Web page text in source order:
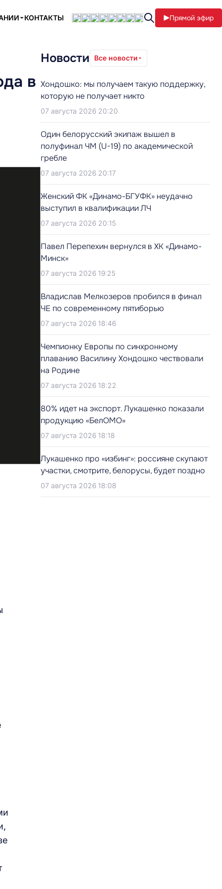
КОНТАКТЫ Прямой эфир
в
Новости Все новости
Хондошко: мы получаем такую поддержку,
которую не получает никто
07 августа 2026 20:20
Один белорусский экипаж вышел в
полуфинал ЧМ (U-19) по академической
гребле
07 августа 2026 20:17
Женский ФК «Динамо-БГУФК» неудачно
выступил в квалификации ЛЧ
07 августа 2026 20:15
Павел Перепехин вернулся в ХК «Динамо-
Минск»
07 августа 2026 19:25
Владислав Мелкозеров пробился в финал
ЧЕ по современному пятиборью
07 августа 2026 18:46
Чемпионку Европы по синхронному
плаванию Василину Хондошко чествовали
на Родине
07 августа 2026 18:22
80% идет на экспорт. Лукашенко показали
продукцию «БелОМО»
07 августа 2026 18:18
Лукашенко про «избинг»: россияне скупают
участки, смотрите, белорусы, будет поздно
07 августа 2026 18:08